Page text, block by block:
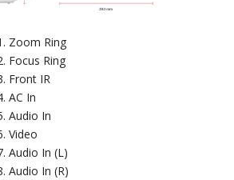
Zoom Ring
Focus Ring
Front IR
AC In
Audio In
Video
Audio In (L)
Audio In (R)